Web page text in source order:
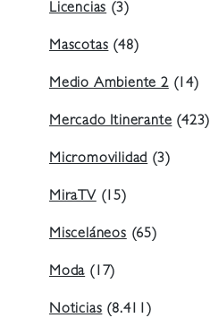
Licencias (3)
Mascotas (48)
Medio Ambiente 2(14)
Mercado Itinerante (423)
Micromovilidad (3)
MiraTV (15)
Misceláneos (65)
Moda (17)
Noticias (8.411)